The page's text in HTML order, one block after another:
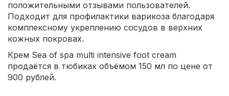
положительными отзывами пользователей.
Подходит для профилактики варикоза благодаря
комплексному укреплению сосудов в верхних
кожных покровах.
Крем Sea of spa multi intensive foot cream
продаётся в тюбиках объёмом 150 мл по цене от
900 рублей.